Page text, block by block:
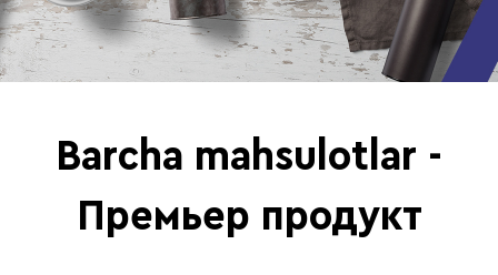
Barcha mahsulotlar -
Премьер продукт